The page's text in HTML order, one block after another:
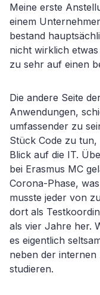
Meine erste
einem
bestand
nicht wirklich
zu sehr auf einen
Die andere Seite
Anwendungen,
umfassender zu
Stück Code zu
Blick auf die IT.
bei Erasmus MC
Corona-Phase,
musste jeder von
dort als
als vier Jahre her.
es eigentlich
neben der internen
studieren.